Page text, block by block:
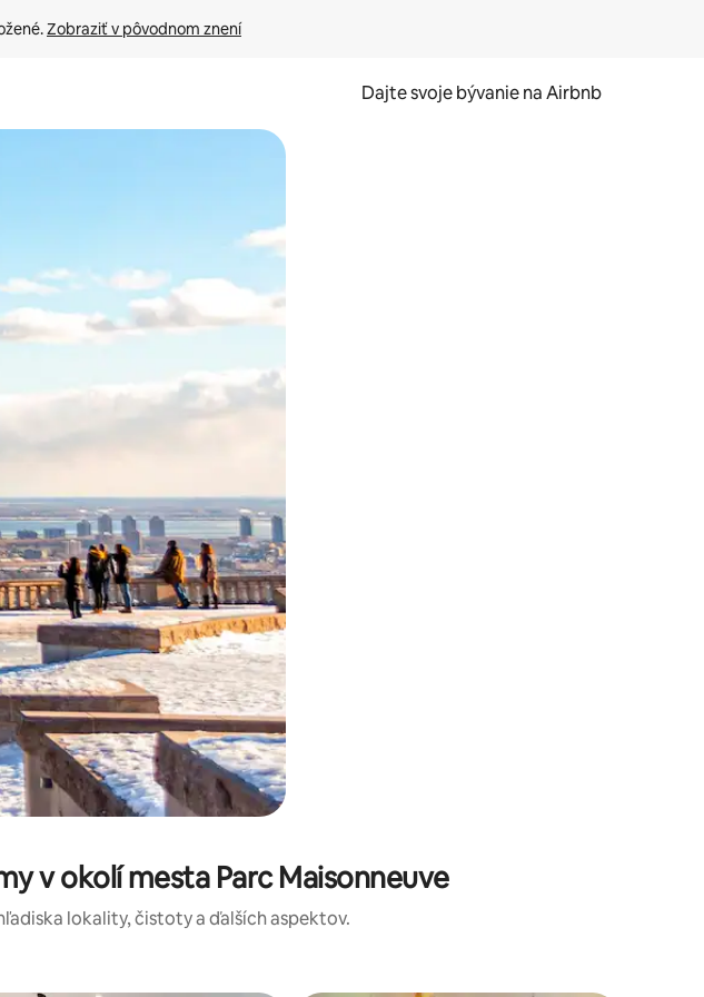
Zobraziť v pôvodnom znení
Dajte svoje bývanie na Airbnb
a nadol alebo ich preskúmať pomocou dotykových gest či potiahnutia prstom.
v okolí mesta Parc Maisonneuve
lokality, čistoty a ďalších aspektov.